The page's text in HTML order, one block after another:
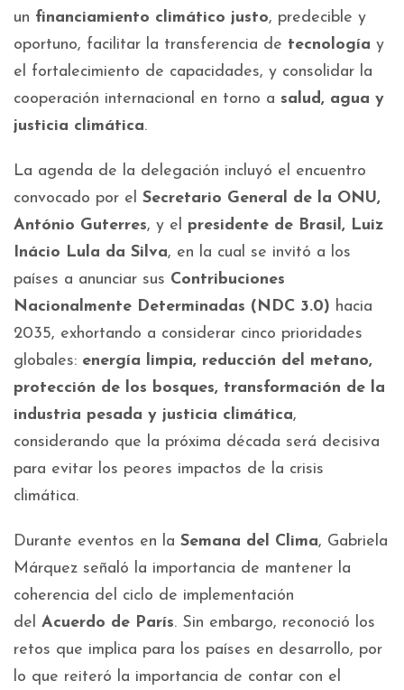
un financiamiento climático justo, predecible y
oportuno, facilitar la transferencia de tecnología y
el fortalecimiento de capacidades, y consolidar la
cooperación internacional en torno a salud, agua y
justicia climática.
La agenda de la delegación incluyó el encuentro
convocado por el Secretario General de la ONU,
António Guterres, y el presidente de Brasil, Luiz
Inácio Lula da Silva, en la cual se invitó a los
países a anunciar sus Contribuciones
Nacionalmente Determinadas (NDC 3.0) hacia
2035, exhortando a considerar cinco prioridades
globales: energía limpia, reducción del metano,
protección de los bosques, transformación de la
industria pesada y justicia climática,
considerando que la próxima década será decisiva
para evitar los peores impactos de la crisis
climática.
Durante eventos en la Semana del Clima, Gabriela
Márquez señaló la importancia de mantener la
coherencia del ciclo de implementación
del Acuerdo de París. Sin embargo, reconoció los
retos que implica para los países en desarrollo, por
lo que reiteró la importancia de contar con el